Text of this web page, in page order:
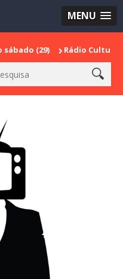
MENU
Rádio Cultura Brasil